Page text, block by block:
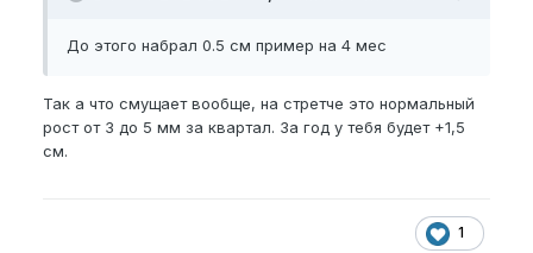
До этого набрал 0.5 см пример на 4 мес
Так а что смущает вообще, на стретче это нормальный
рост от 3 до 5 мм за квартал. За год у тебя будет +1,5
см.
1